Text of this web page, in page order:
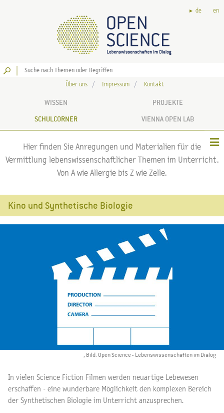
de en
Über uns Impressum Kontakt
WISSEN PROJEKTE
SCHULCORNER VIENNA OPEN LAB
Hier finden Sie Anregungen und Materialien für die
Vermittlung lebenswissenschaftlicher Themen im Unterricht.
Von A wie Allergie bis Z wie Zelle.
Kino und Synthetische Biologie
, Bild: Open Science - Lebenswissenschaften im Dialog
In vielen Science Fiction Filmen werden neuartige Lebewesen
erschaffen - eine wunderbare Möglichkeit den komplexen Bereich
der Synthetischen Biologie im Unterricht anzusprechen.